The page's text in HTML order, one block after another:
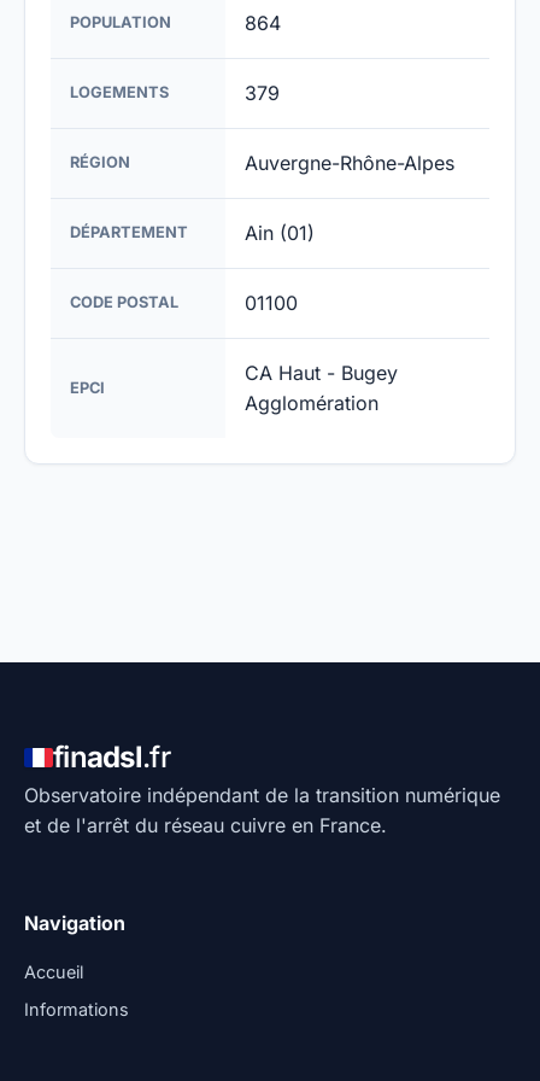
POPULATION 864
LOGEMENTS 379
RÉGION Auvergne-Rhône-Alpes
DÉPARTEMENT Ain (01)
CODE POSTAL 01100
EPCI
CA Haut - Bugey
Agglomération
finadsl.fr
Observatoire indépendant de la transition numérique
et de l'arrêt du réseau cuivre en France.
Navigation
Accueil
Informations